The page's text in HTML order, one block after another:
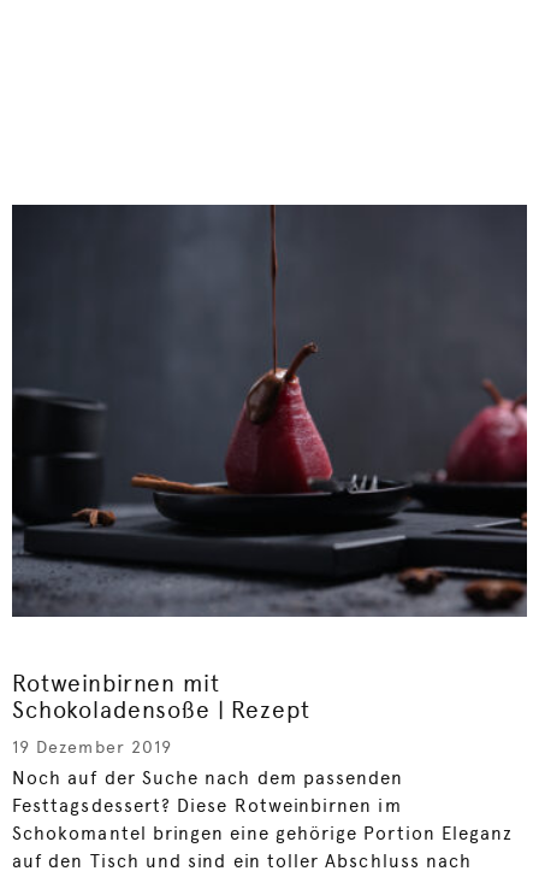
Rotweinbirnen mit
Schokoladensoße | Rezept
19 Dezember 2019
Noch auf der Suche nach dem passenden
Festtagsdessert? Diese Rotweinbirnen im
Schokomantel bringen eine gehörige Portion Eleganz
auf den Tisch und sind ein toller Abschluss nach